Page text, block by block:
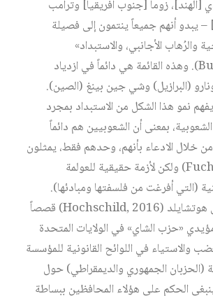
[الهند]، زوما [جنوب أفريقيا] وترامب
– يبدو أنهم جميعاً ينتمون إلى فصيلة
والرُهاب الأجانبي، والاستبداد»
(Burawoy, 2017). وهذه القائمة هي دائماً في ازدياد
(البرازيل) وشي جين بينغ (الصين).
نمو هذا الشكل من الاستبداد بمجرد
بمعنى أن الشعوبيين هم دائماً
خلال الادعاء بأنهم، وحدهم فقط، يمثلون
الشعب (Fuchs, 2019) ولكن لأزمة حقيقية للعولمة
(التي أفرغت من فلسفتها ومبادئها).
وتعطينا أرلي راسل هوتشايلد (Hochschild, 2016) قصصاً
«حزب الشاي» في الولايات المتحدة
والاستياء في اللوائح القانونية للمؤسسة
(الحزبان الجمهوري والديمقراطي) حول
ينبغي الحكم على هؤلاء المحافظين ببساطة